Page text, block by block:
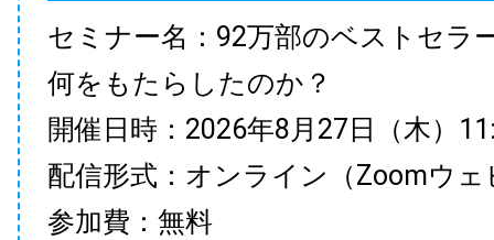
セミナー名：92万部のベストセラ
何をもたらしたのか？
開催日時：2026年8月27日（木）
配信形式：オンライン（Zoomウェ
参加費：無料